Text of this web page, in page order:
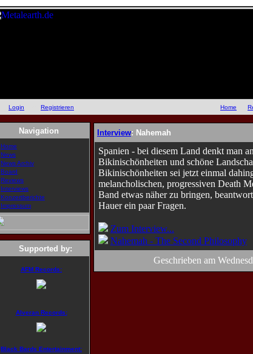
Login Registrieren Home
Navigation
Home
News
News Archiv
Board
Reviews
Interviews
Konzertberichte
Impressum
Supported by:
AFM Records:
Alveran Records:
Black Bards Entertainment:
Interview: Nahemah
Spanien - bei diesem Land denkt man
Bikinischönheiten und schöne
Bikinischönheiten sei jetzt einmal
melancholischen, progressiven Death
Band etwas näher zu bringen,
Hauer ein paar Fragen.
Zum Interview...
Nahemah - The Second Philosophy
Geschrieben am